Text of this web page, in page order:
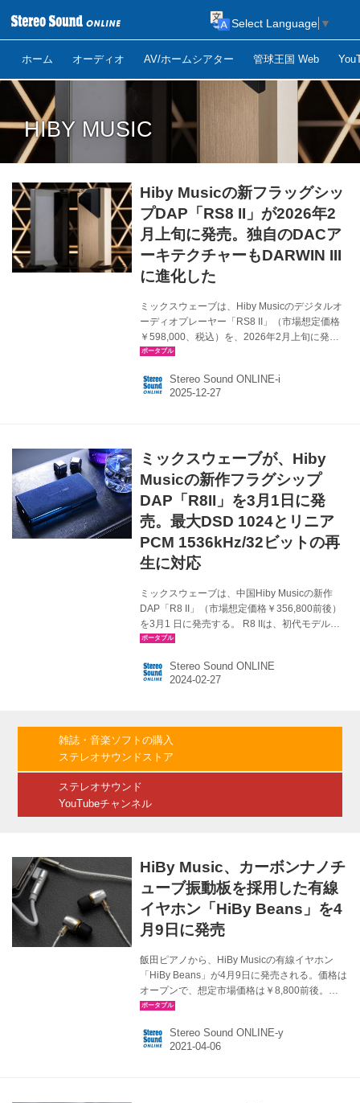
ホーム オーディオ AV/ホームシアター 管球王国 Web
Select Language ▼
HIBY MUSIC
Hiby Musicの新フラッグシッ
プDAP「RS8 II」が2026年2
月上旬に発売。独自のDACア
ーキテクチャーもDARWIN III
に進化した
ミックスウェーブは、Hiby Musicのデジタルオ
ーディオプレーヤー「RS8 II」（市場想定価格
￥598,000、税込）を、2026年2月上旬に発売
する。 HiBy Musicは2011年の設立以来、10年
いて革新を追求し続けてきた。RS8 IIはそんな
HiByの新しいフラッグシップで、2022年に登場
R2Rネットワーク、独立電源設計の三本柱で構
成されている。 まずRS8に搭載されたモデルの
5倍にあた...
Stereo Sound ONLINE-i
ミックスウェーブが、Hiby
Musicの新作フラグシップ
DAP「R8II」を3月1日に発
売。最大DSD 1024とリニア
PCM 1536kHz/32ビットの再
生に対応
ミックスウェーブは、中国Hiby Musicの新作
DAP「R8 II」（市場想定価格￥356,800前後）
を3月1 日に発売する。 R8 IIは、初代モデル
「R8」のポータブルコンサートホールという精
だ。新開発のアーキテクチャー「Darwin-
MPA（Multiple PWN Array）」を搭載し、オー
ッドアンプ回路を備え、ソフトウェアで切り替
えも可能。ClassAモードではイヤホンのコント
Stereo Sound ONLINE
雑誌・音楽ソフトの購入
ステレオサウンドストア
ステレオサウンド
YouTubeチャンネル
HiBy Music、カーボンナノチ
ューブ振動板を採用した有線
イヤホン「HiBy Beans」を4
月9日に発売
飯田ピアノから、HiBy Musicの有線イヤホン
「HiBy Beans」が4月9日に発売される。価格は
オープンで、想定市場価格は￥8,800前後。
HiBy Beansは、同社ではエントリークラスのモ
板採用のダイナミックドライバーを搭載してい
るのが特徴。通常のPET振動板よりも高周波領
Stereo Sound ONLINE-y